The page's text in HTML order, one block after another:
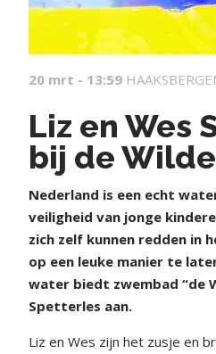
20 mrt - 13:59
Liz en Wes
bij de
Nederland is een echt
veiligheid van jonge
zich zelf kunnen redden in
op een leuke manier te
water biedt zwembad “de
Spetterles aan.
Liz en Wes zijn het zusje en